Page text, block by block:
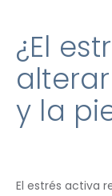
¿El
y la
El estrés activa